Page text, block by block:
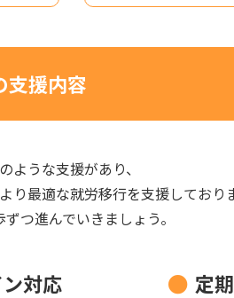
支援内容
ような支援があり、
最適な就労移行を支援しており
つ進んでいきましょう。
対応 定